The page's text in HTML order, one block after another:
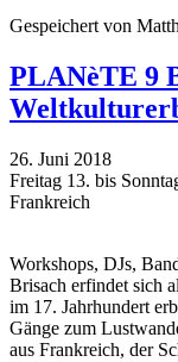
Gespeichert von
PLANèTE 9
26. Juni 2018
Freitag 13. bis
Frankreich
Workshops, DJs,
Brisach erfindet sich
im 17. Jahrhundert
Gänge zum
aus Frankreich, der